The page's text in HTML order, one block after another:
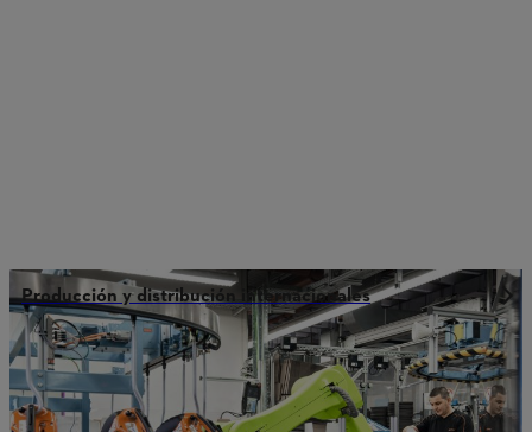
Producción y distribución internacionales